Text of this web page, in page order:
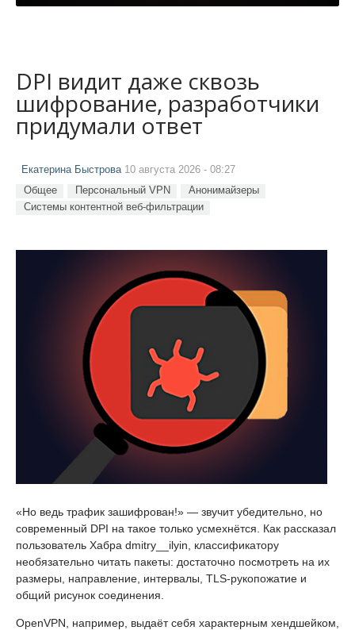
DPI видит даже сквозь
шифрование, разработчики
придумали ответ
Екатерина Быстрова10 августа 2026 - 08:27
Общее Персональный VPN
Анонимайзеры
Системы контентной веб-фильтрации
«Но ведь трафик зашифрован!» — звучит убедительно, но
современный DPI на такое только усмехнётся. Как рассказал
пользователь Хабра dmitry__ilyin, классификатору
необязательно читать пакеты: достаточно посмотреть на их
размеры, направление, интервалы, TLS-рукопожатие и
общий рисунок соединения.
OpenVPN, например, выдаёт себя характерным хендшейком,